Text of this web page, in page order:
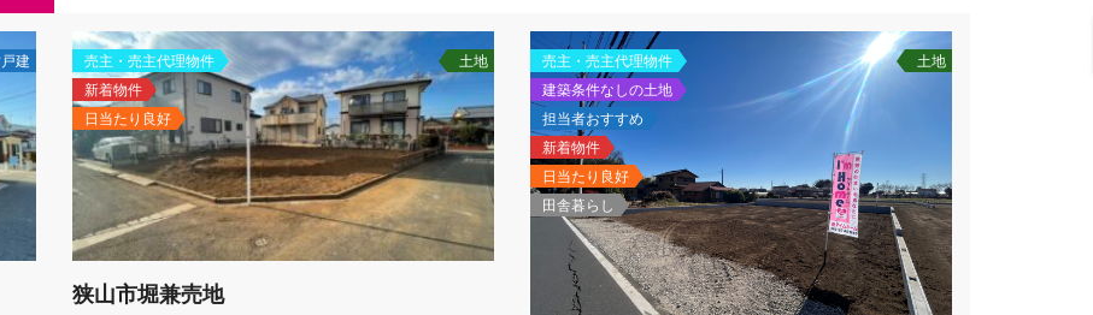
建
売主・売主代理物件
新着物件
日当たり良好
土地
狭山市堀兼売地
売主・売主代理物件
建築条件なしの土地
担当者おすすめ
新着物件
日当たり良好
田舎暮らし
土地